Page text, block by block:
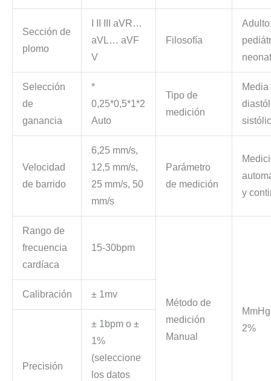
Sección de
plomo
I II III aVR…
aVL… aVF
V
Filosofía
Selección
de
ganancia
*
0,25*0,5*1*2
Auto
Tipo de
medición
Media
Velocidad
de barrido
6,25 mm/s,
12,5 mm/s,
25 mm/s, 50
mm/s
Parámetro
de medición
y
Rango de
frecuencia
cardíaca
15-30bpm
Método de
medición
Manual
2%
Calibración ± 1mv
Precisión
± 1bpm o ±
1%
(seleccione
los datos